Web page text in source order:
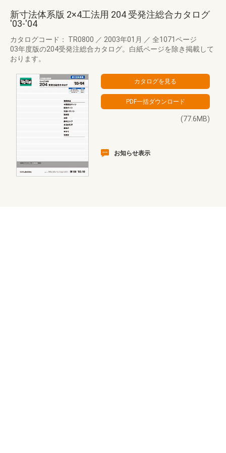
新寸法体系版 2×4工法用 204 受発注総合カタログ
'03-'04
カタログコード： TR0800 ／ 2003年01月 ／ 全1071ページ
03年度版の204受発注総合カタログ。白紙ページを除き掲載して
おります。
(77.6MB)
お知らせ表示